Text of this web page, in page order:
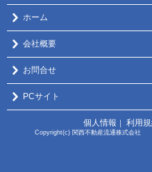
ホーム
会社概要
お問合せ
PCサイト
個人情報 ｜ 利用
Copyright(c) 関西不動産流通株式会